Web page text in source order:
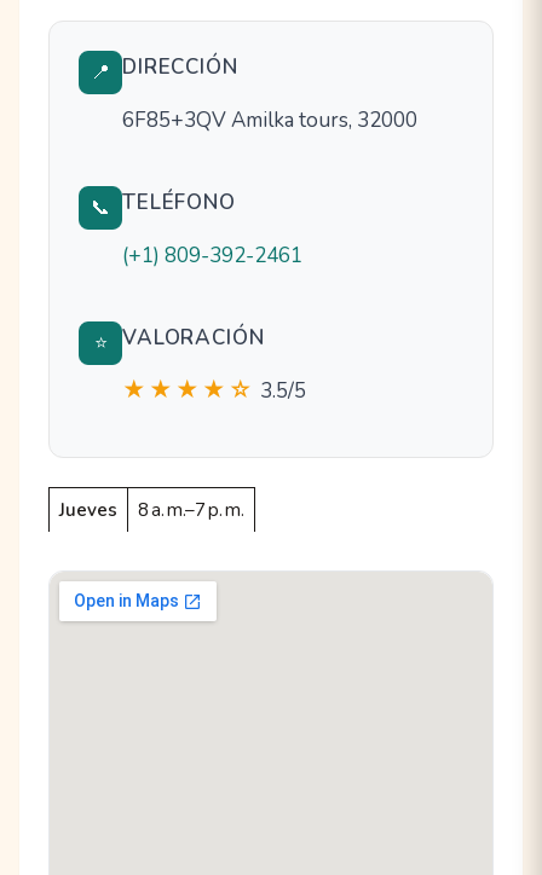
📍 DIRECCIÓN
6F85+3QV Amilka tours, 32000
📞 TELÉFONO
(+1) 809-392-2461
⭐ VALORACIÓN
★★★★☆ 3.5/5
Jueves 8 a. m.–7 p. m.